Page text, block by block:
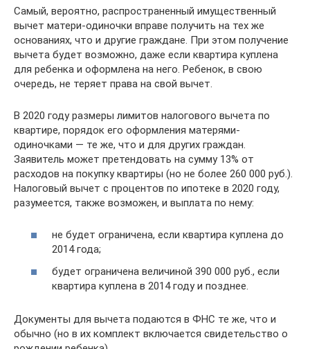
Самый, вероятно, распространенный имущественный
вычет матери-одиночки вправе получить на тех же
основаниях, что и другие граждане. При этом получение
вычета будет возможно, даже если квартира куплена
для ребенка и оформлена на него. Ребенок, в свою
очередь, не теряет права на свой вычет.
В 2020 году размеры лимитов налогового вычета по
квартире, порядок его оформления матерями-
одиночками — те же, что и для других граждан.
Заявитель может претендовать на сумму 13% от
расходов на покупку квартиры (но не более 260 000 руб.).
Налоговый вычет с процентов по ипотеке в 2020 году,
разумеется, также возможен, и выплата по нему:
не будет ограничена, если квартира куплена до
2014 года;
будет ограничена величиной 390 000 руб., если
квартира куплена в 2014 году и позднее.
Документы для вычета подаются в ФНС те же, что и
обычно (но в их комплект включается свидетельство о